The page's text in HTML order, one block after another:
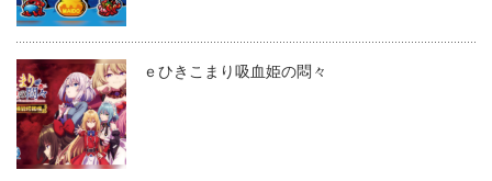
ｅひきこまり吸血姫の悶々